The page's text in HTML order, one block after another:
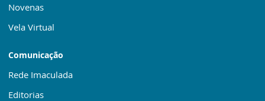
Novenas
Vela Virtual
Comunicação
Rede Imaculada
Editorias